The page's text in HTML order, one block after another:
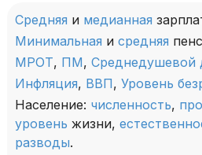
Средняя и медианная
Минимальная и средняя
МРОТ, ПМ, Среднедушевой
Инфляция, ВВП, Уровень
Население: численность,
уровень жизни,
разводы.